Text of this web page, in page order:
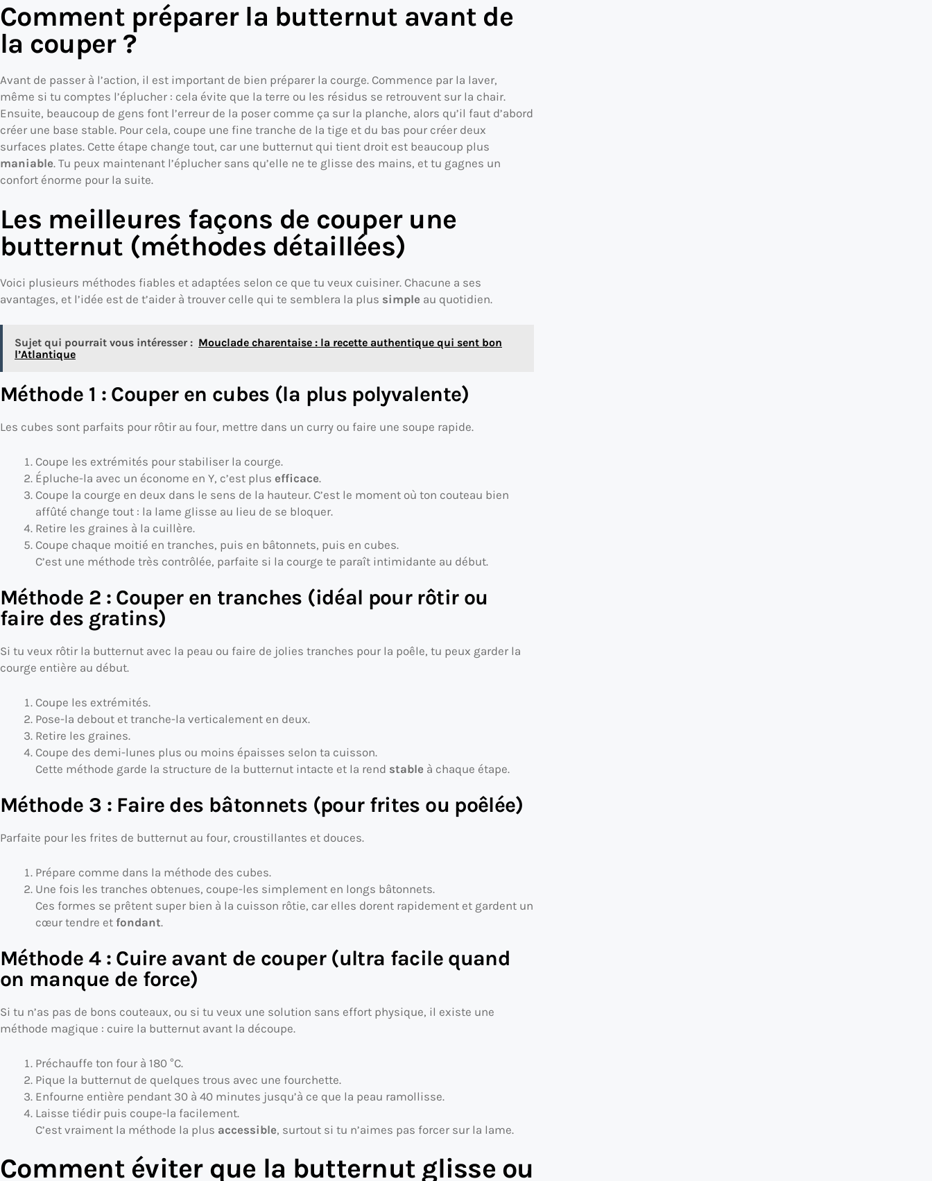
Comment préparer la butternut avant de
la couper ?
Avant de passer à l’action, il est important de bien préparer la courge. Commence par la laver,
même si tu comptes l’éplucher : cela évite que la terre ou les résidus se retrouvent sur la chair.
Ensuite, beaucoup de gens font l’erreur de la poser comme ça sur la planche, alors qu’il faut d’abord
créer une base stable. Pour cela, coupe une fine tranche de la tige et du bas pour créer deux
surfaces plates. Cette étape change tout, car une butternut qui tient droit est beaucoup plus
maniable. Tu peux maintenant l’éplucher sans qu’elle ne te glisse des mains, et tu gagnes un
confort énorme pour la suite.
Les meilleures façons de couper une
butternut (méthodes détaillées)
Voici plusieurs méthodes fiables et adaptées selon ce que tu veux cuisiner. Chacune a ses
avantages, et l’idée est de t’aider à trouver celle qui te semblera la plus simple au quotidien.
Sujet qui pourrait vous intéresser : Mouclade charentaise : la recette authentique qui sent bon
l’Atlantique
Méthode 1 : Couper en cubes (la plus polyvalente)
Les cubes sont parfaits pour rôtir au four, mettre dans un curry ou faire une soupe rapide.
Coupe les extrémités pour stabiliser la courge.
Épluche-la avec un économe en Y, c’est plus efficace.
Coupe la courge en deux dans le sens de la hauteur. C’est le moment où ton couteau bien
affûté change tout : la lame glisse au lieu de se bloquer.
Retire les graines à la cuillère.
Coupe chaque moitié en tranches, puis en bâtonnets, puis en cubes.
C’est une méthode très contrôlée, parfaite si la courge te paraît intimidante au début.
Méthode 2 : Couper en tranches (idéal pour rôtir ou
faire des gratins)
Si tu veux rôtir la butternut avec la peau ou faire de jolies tranches pour la poêle, tu peux garder la
courge entière au début.
Coupe les extrémités.
Pose-la debout et tranche-la verticalement en deux.
Retire les graines.
Coupe des demi-lunes plus ou moins épaisses selon ta cuisson.
Cette méthode garde la structure de la butternut intacte et la rend stableà chaque étape.
Méthode 3 : Faire des bâtonnets (pour frites ou poêlée)
Parfaite pour les frites de butternut au four, croustillantes et douces.
Prépare comme dans la méthode des cubes.
Une fois les tranches obtenues, coupe-les simplement en longs bâtonnets.
Ces formes se prêtent super bien à la cuisson rôtie, car elles dorent rapidement et gardent un
cœur tendre et fondant.
Méthode 4 : Cuire avant de couper (ultra facile quand
on manque de force)
Si tu n’as pas de bons couteaux, ou si tu veux une solution sans effort physique, il existe une
méthode magique : cuire la butternut avant la découpe.
Préchauffe ton four à 180 °C.
Pique la butternut de quelques trous avec une fourchette.
Enfourne entière pendant 30 à 40 minutes jusqu’à ce que la peau ramollisse.
Laisse tiédir puis coupe-la facilement.
C’est vraiment la méthode la plus accessible, surtout si tu n’aimes pas forcer sur la lame.
Comment éviter que la butternut glisse ou